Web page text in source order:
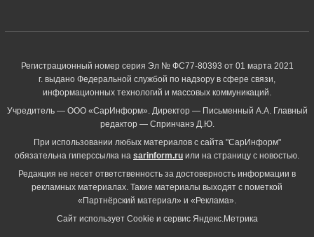
Регистрационный номер серия Эл № ФС77-80393 от 01 марта 2021
г. выдано Федеральной службой по надзору в сфере связи,
информационных технологий и массовых коммуникаций.
Учредитель — ООО «СарИнформ». Директор — Письменный А.А. Главный
редактор — Спринчанэ Д.Ю.
При использовании любых материалов с сайта "СарИнформ"
обязательна гиперссылка на sarinform.ru или на страницу с новостью.
Редакция не несет ответственность за достоверность информации в
рекламных материалах. Такие материалы выходят с пометкой
«Партнёрский материал» и «Реклама».
Сайт использует Cookie и сервиc Яндекс.Метрика